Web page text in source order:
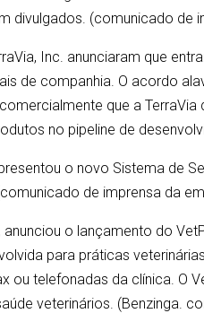
divulgados. (comunicado de
Inc. anunciaram que
de companhia. O acordo
que a
no pipeline de
o novo Sistema de
de imprensa da
anunciou o lançamento do
para práticas
ou telefonadas da clínica. O
veterinários. (Benzinga.